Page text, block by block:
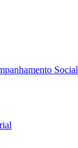
Social